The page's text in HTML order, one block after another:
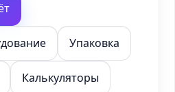
Упаковка
Калькуляторы